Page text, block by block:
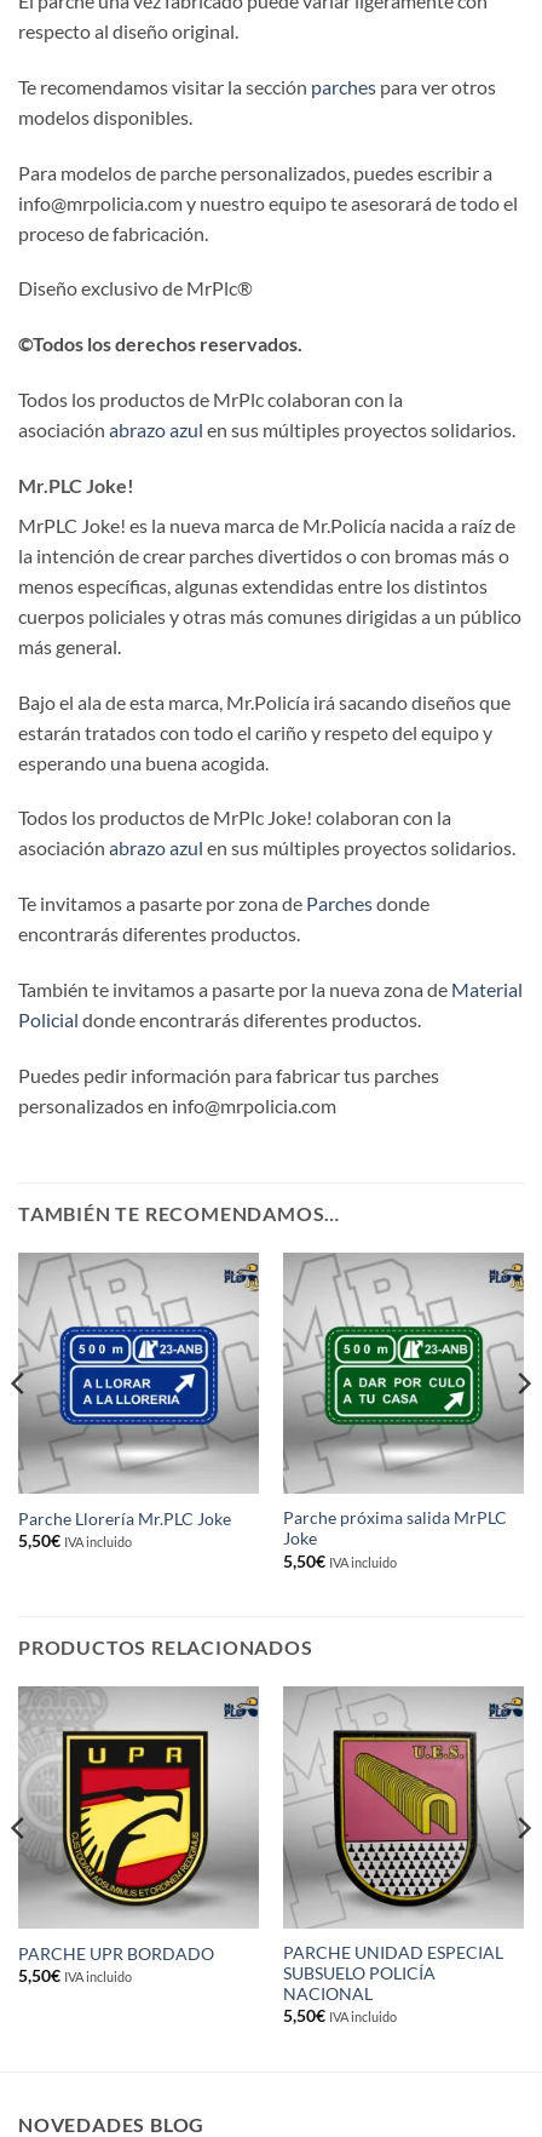
respecto al diseño original.
Te recomendamos visitar la sección parches para ver otros
modelos disponibles.
Para modelos de parche personalizados, puedes escribir a
info@mrpolicia.com y nuestro equipo te asesorará de todo el
proceso de fabricación.
Diseño exclusivo de MrPlc®
©Todos los derechos reservados.
Todos los productos de MrPlc colaboran con la
asociación abrazo azul en sus múltiples proyectos solidarios.
Mr.PLC Joke!
MrPLC Joke! es la nueva marca de Mr.Policía nacida a raíz de
la intención de crear parches divertidos o con bromas más o
menos específicas, algunas extendidas entre los distintos
cuerpos policiales y otras más comunes dirigidas a un público
más general.
Bajo el ala de esta marca, Mr.Policía irá sacando diseños que
estarán tratados con todo el cariño y respeto del equipo y
esperando una buena acogida.
Todos los productos de MrPlc Joke! colaboran con la
asociación abrazo azul en sus múltiples proyectos solidarios.
Te invitamos a pasarte por zona de Parchesdonde
encontrarás diferentes productos.
También te invitamos a pasarte por la nueva zona de Material
Policial donde encontrarás diferentes productos.
Puedes pedir información para fabricar tus parches
personalizados en info@mrpolicia.com
TAMBIÉN TE RECOMENDAMOS…
Parche Llorería Mr.PLC Joke
5,50€ IVA incluido
Parche próxima salida MrPLC
Joke
5,50€ IVA incluido
PRODUCTOS RELACIONADOS
PARCHE UPR BORDADO
5,50€ IVA incluido
PARCHE UNIDAD ESPECIAL
SUBSUELO POLICÍA
NACIONAL
5,50€ IVA incluido
NOVEDADES BLOG